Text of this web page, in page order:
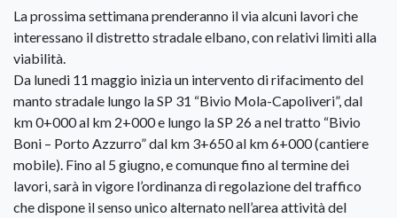
La prossima settimana prenderanno il via alcuni lavori che
interessano il distretto stradale elbano, con relativi limiti alla
viabilità.
Da lunedi 11 maggio inizia un intervento di rifacimento del
manto stradale lungo la SP 31 “Bivio Mola-Capoliveri”, dal
km 0+000 al km 2+000 e lungo la SP 26 a nel tratto “Bivio
Boni – Porto Azzurro” dal km 3+650 al km 6+000 (cantiere
mobile). Fino al 5 giugno, e comunque fino al termine dei
lavori, sarà in vigore l’ordinanza di regolazione del traffico
che dispone il senso unico alternato nell’area attività del